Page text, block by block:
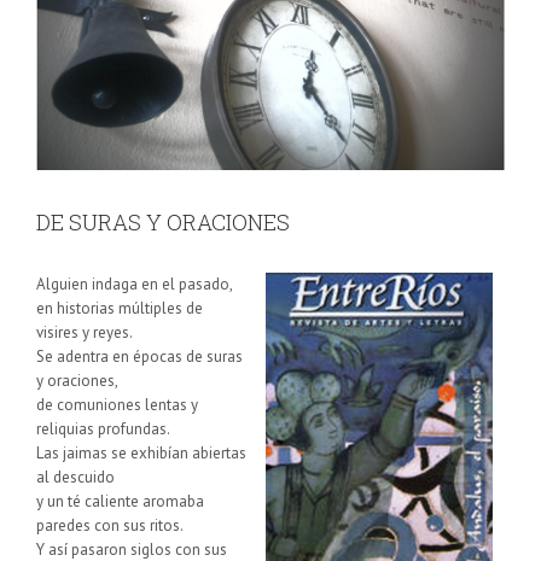
DE SURAS Y ORACIONES
Alguien indaga en el pasado,
en historias múltiples de
visires y reyes.
Se adentra en épocas de suras
y oraciones,
de comuniones lentas y
reliquias profundas.
Las jaimas se exhibían abiertas
al descuido
y un té caliente aromaba
paredes con sus ritos.
Y así pasaron siglos con sus